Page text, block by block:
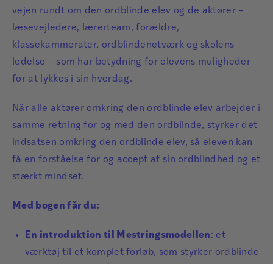
vejen rundt om den ordblinde elev og de aktører –
læsevejledere, lærerteam, forældre,
klassekammerater, ordblindenetværk og skolens
ledelse – som har betydning for elevens muligheder
for at lykkes i sin hverdag.
Når alle aktører omkring den ordblinde elev arbejder i
samme retning for og med den ordblinde, styrker det
indsatsen omkring den ordblinde elev, så eleven kan
få en forståelse for og accept af sin ordblindhed og et
stærkt mindset.
Med bogen får du:
En introduktion til Mestringsmodellen: et
værktøj til et komplet forløb, som styrker ordblinde